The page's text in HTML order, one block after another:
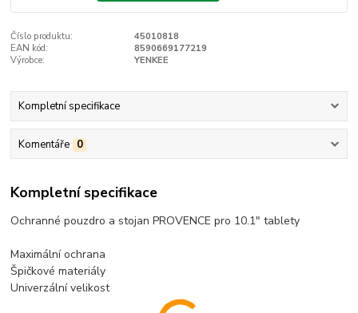
Číslo produktu:
45010818
EAN kód:
8590669177219
Výrobce:
YENKEE
Kompletní specifikace
Komentáře 0
Kompletní specifikace
Ochranné pouzdro a stojan PROVENCE pro 10.1" tablety
Maximální ochrana
Špičkové materiály
Univerzální velikost